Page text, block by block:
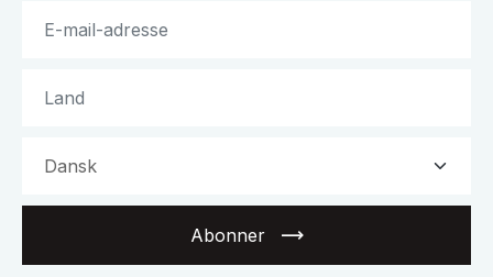
Abonner